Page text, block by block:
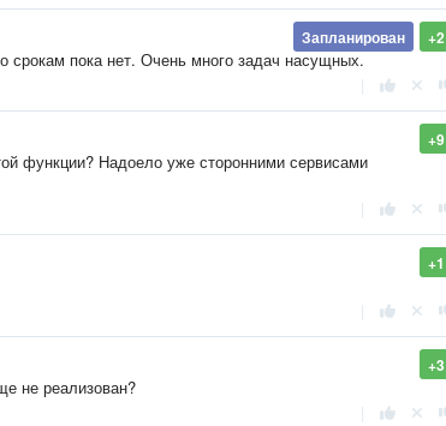
+2
Запланирован
срокам пока нет. Очень много задач насущных.
+9
функции? Надоело уже сторонними сервисами
+1
+3
не реализован?